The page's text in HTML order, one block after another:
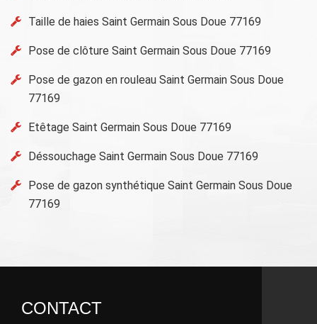
Taille de haies Saint Germain Sous Doue 77169
Pose de clôture Saint Germain Sous Doue 77169
Pose de gazon en rouleau Saint Germain Sous Doue
77169
Etêtage Saint Germain Sous Doue 77169
Déssouchage Saint Germain Sous Doue 77169
Pose de gazon synthétique Saint Germain Sous Doue
77169
CONTACT